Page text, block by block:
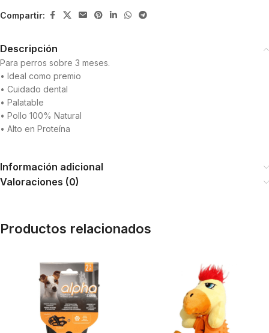
Compartir:
Descripción
Para perros sobre 3 meses.
• Ideal como premio
• Cuidado dental
• Palatable
• Pollo 100% Natural
• Alto en Proteína
Información adicional
Valoraciones (0)
Productos relacionados